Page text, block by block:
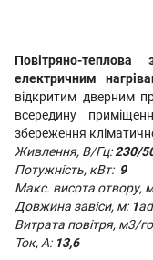
Повітряно-
електричним
відкритим дверним
всередину
збереження
Живлення, В/Гц:230/
Потужність, кВт: 9
Макс. висота отвору, м
Довжина завіси, м:1
Витрата повітря, м3/
Ток, А:13,6